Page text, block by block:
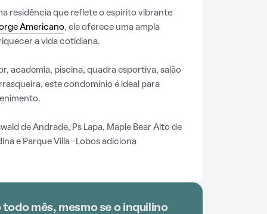
residência que reflete o espírito vibrante
Americano, ele oferece uma ampla
a vida cotidiana.
academia, piscina, quadra esportiva, salão
este condomínio é ideal para
de Andrade, Ps Lapa, Maple Bear Alto de
e Parque Villa-Lobos adiciona
mês, mesmo se o inquilino